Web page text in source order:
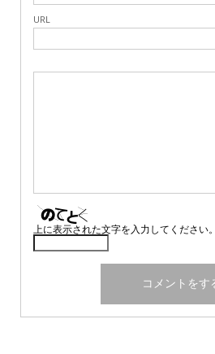
URL
上に表示された文字を入力してください。